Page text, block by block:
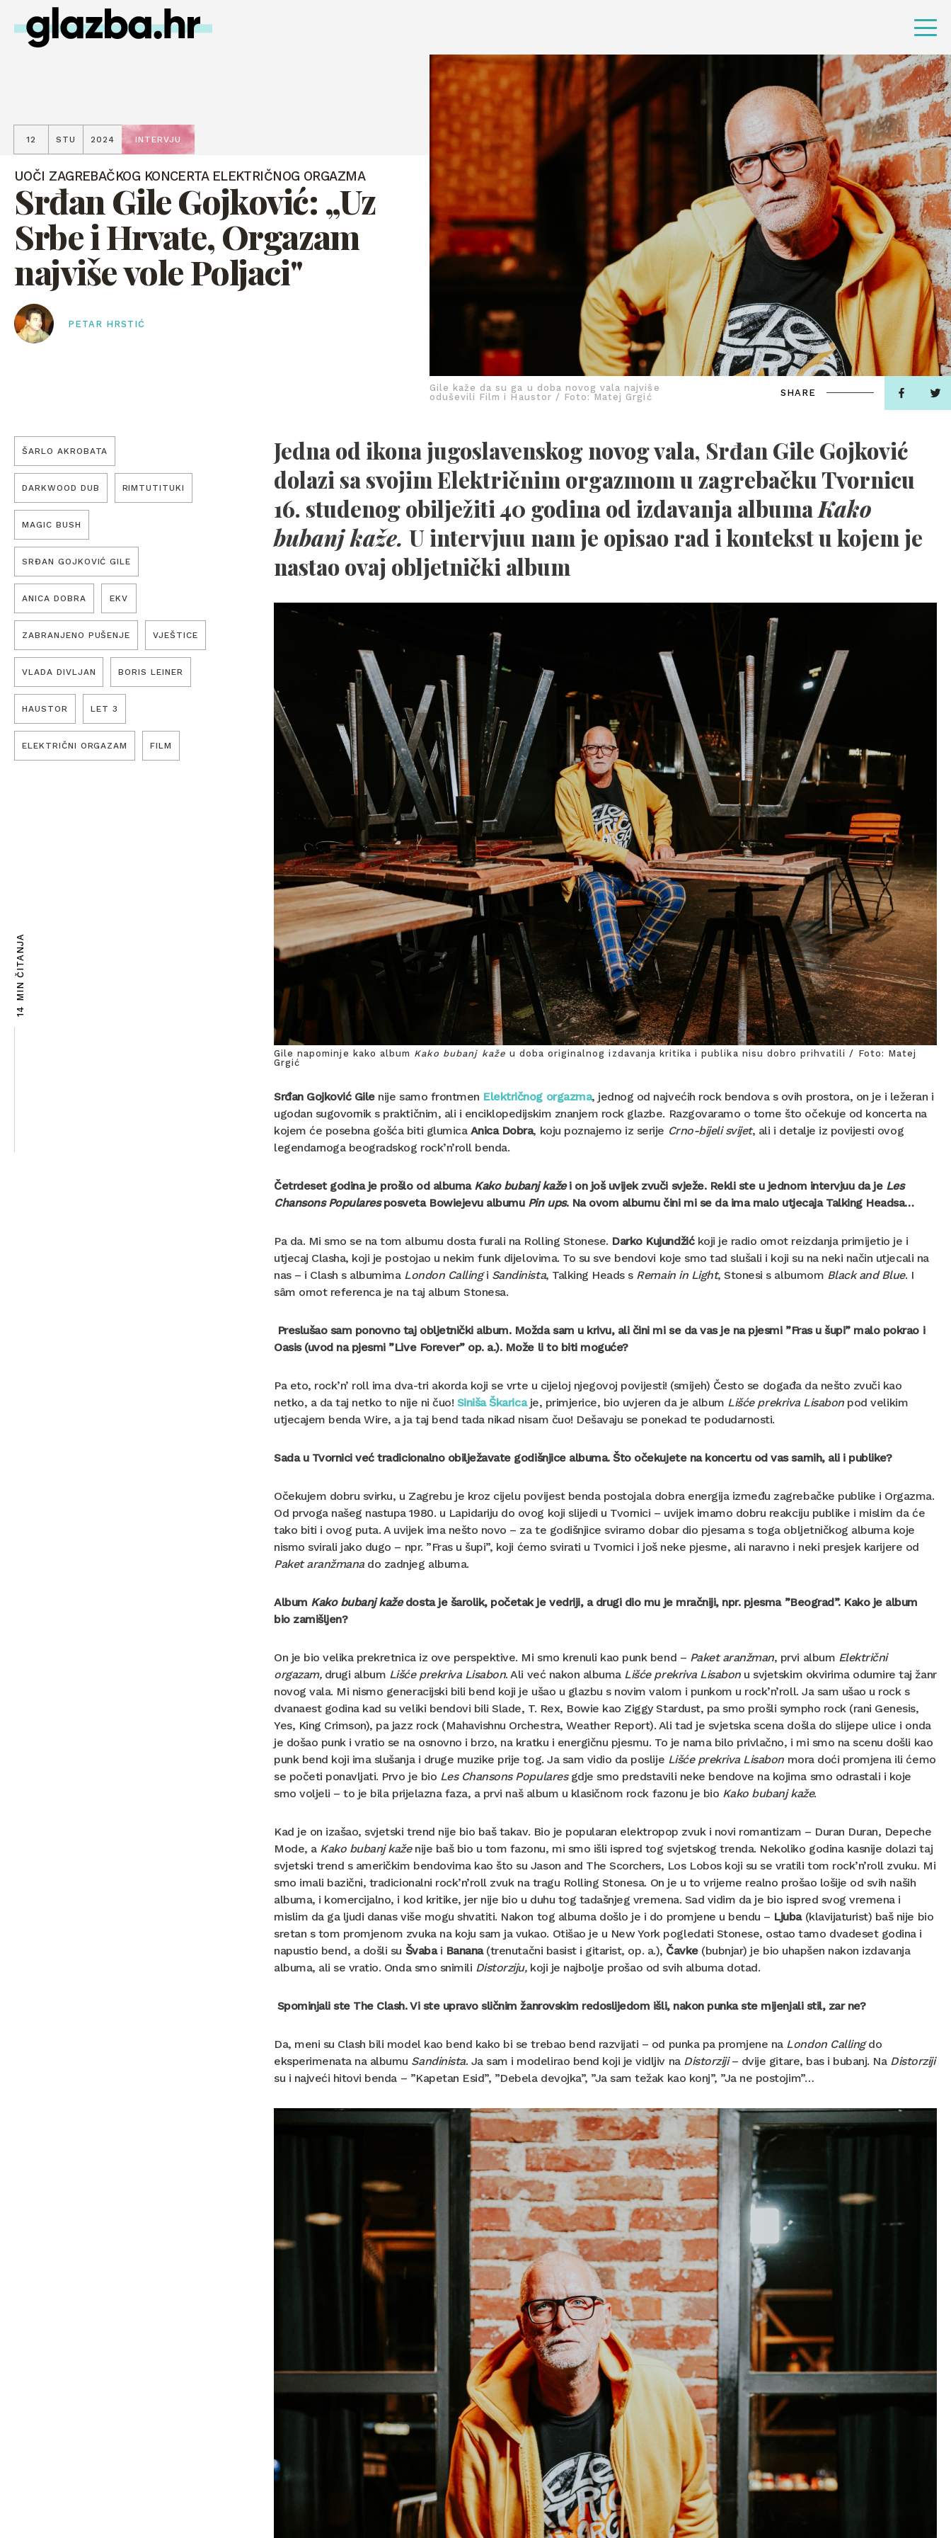
12 STU 2024 INTERVJU
UOČI ZAGREBAČKOG KONCERTA ELEKTRIČNOG ORGAZMA
Srđan Gile Gojković: „Uz
Srbe i Hrvate, Orgazam
najviše vole Poljaci"
PETAR HRSTIĆ
Gile kaže da su ga u doba novog vala najviše
oduševili Film i Haustor / Foto: Matej Grgić
SHARE
ŠARLO AKROBATA
DARKWOOD DUB RIMTUTITUKI
MAGIC BUSH
SRĐAN GOJKOVIĆ GILE
ANICA DOBRA EKV
ZABRANJENO PUŠENJE VJEŠTICE
VLADA DIVLJAN BORIS LEINER
HAUSTOR LET 3
ELEKTRIČNI ORGAZAM FILM
14 MIN ČITANJA
Jedna od ikona jugoslavenskog novog vala, Srđan Gile Gojković
dolazi sa svojim Električnim orgazmom u zagrebačku Tvornicu
16. studenog obilježiti 40 godina od izdavanja albumaKako
bubanj kaže. U intervjuu nam je opisao rad i kontekst u kojem je
nastao ovaj obljetnički album
Gile napominje kako album Kako bubanj kaže u doba originalnog izdavanja kritika i publika nisu dobro prihvatili / Foto: Matej
Grgić
Srđan Gojković Gilenije samo frontmen Električnog orgazma, jednog od najvećih rock bendova s ovih prostora, on je i ležeran i
ugodan sugovornik s praktičnim, ali i enciklopedijskim znanjem rock glazbe. Razgovaramo o tome što očekuje od koncerta na
kojem će posebna gošća biti glumica Anica Dobra, koju poznajemo iz serije Crno-bijeli svijet, ali i detalje iz povijesti ovog
legendarnoga beogradskog rock’n’roll benda.
Četrdeset godina je prošlo od albuma Kako bubanj kažei on još uvijek zvuči svježe. Rekli ste u jednom intervjuu da je Les
Chansons Popularesposveta Bowiejevu albumu Pin ups. Na ovom albumu čini mi se da ima malo utjecaja Talking Headsa…
Pa da. Mi smo se na tom albumu dosta furali na Rolling Stonese. Darko Kujundžićkoji je radio omot reizdanja primijetio je i
utjecaj Clasha, koji je postojao u nekim funk dijelovima. To su sve bendovi koje smo tad slušali i koji su na neki način utjecali na
nas – i Clash s albumima London Callingi Sandinista, Talking Heads s Remain in Light, Stonesi s albumom Black and Blue. I
sâm omot referenca je na taj album Stonesa.
Preslušao sam ponovno taj obljetnički album. Možda sam u krivu, ali čini mi se da vas je na pjesmi ”Fras u šupi” malo pokrao i
Oasis (uvod na pjesmi ”Live Forever” op. a.). Može li to biti moguće?
Pa eto, rock’n’ roll ima dva-tri akorda koji se vrte u cijeloj njegovoj povijesti! (smijeh) Često se događa da nešto zvuči kao
netko, a da taj netko to nije ni čuo! Siniša Škaricaje, primjerice, bio uvjeren da je album Lišće prekriva Lisabonpod velikim
utjecajem benda Wire, a ja taj bend tada nikad nisam čuo! Dešavaju se ponekad te podudarnosti.
Sada u Tvornici već tradicionalno obilježavate godišnjice albuma. Što očekujete na koncertu od vas samih, ali i publike?
Očekujem dobru svirku, u Zagrebu je kroz cijelu povijest benda postojala dobra energija između zagrebačke publike i Orgazma.
Od prvoga našeg nastupa 1980. u Lapidariju do ovog koji slijedi u Tvornici – uvijek imamo dobru reakciju publike i mislim da će
tako biti i ovog puta. A uvijek ima nešto novo – za te godišnjice sviramo dobar dio pjesama s toga obljetničkog albuma koje
nismo svirali jako dugo – npr. ”Fras u šupi”, koji ćemo svirati u Tvornici i još neke pjesme, ali naravno i neki presjek karijere od
Paket aranžmanado zadnjeg albuma.
Album Kako bubanj kažedosta je šarolik, početak je vedriji, a drugi dio mu je mračniji, npr. pjesma ”Beograd”. Kako je album
bio zamišljen?
On je bio velika prekretnica iz ove perspektive. Mi smo krenuli kao punk bend – Paket aranžman, prvi album Električni
orgazam, drugi album Lišće prekriva Lisabon. Ali već nakon albuma Lišće prekriva Lisabonu svjetskim okvirima odumire taj žanr
novog vala. Mi nismo generacijski bili bend koji je ušao u glazbu s novim valom i punkom u rock’n’roll. Ja sam ušao u rock s
dvanaest godina kad su veliki bendovi bili Slade, T. Rex, Bowie kao Ziggy Stardust, pa smo prošli sympho rock (rani Genesis,
Yes, King Crimson), pa jazz rock (Mahavishnu Orchestra, Weather Report). Ali tad je svjetska scena došla do slijepe ulice i onda
je došao punk i vratio se na osnovno i brzo, na kratku i energičnu pjesmu. To je nama bilo privlačno, i mi smo na scenu došli kao
punk bend koji ima slušanja i druge muzike prije tog. Ja sam vidio da poslije Lišće prekriva Lisabon mora doći promjena ili ćemo
se početi ponavljati. Prvo je bio Les Chansons Populares gdje smo predstavili neke bendove na kojima smo odrastali i koje
smo voljeli – to je bila prijelazna faza, a prvi naš album u klasičnom rock fazonu je bio Kako bubanj kaže.
Kad je on izašao, svjetski trend nije bio baš takav. Bio je popularan elektropop zvuk i novi romantizam – Duran Duran, Depeche
Mode, a Kako bubanj kaže nije baš bio u tom fazonu, mi smo išli ispred tog svjetskog trenda. Nekoliko godina kasnije dolazi taj
svjetski trend s američkim bendovima kao što su Jason and The Scorchers, Los Lobos koji su se vratili tom rock’n’roll zvuku. Mi
smo imali bazični, tradicionalni rock’n’roll zvuk na tragu Rolling Stonesa. On je u to vrijeme realno prošao lošije od svih naših
albuma, i komercijalno, i kod kritike, jer nije bio u duhu tog tadašnjeg vremena. Sad vidim da je bio ispred svog vremena i
mislim da ga ljudi danas više mogu shvatiti. Nakon tog albuma došlo je i do promjene u bendu – Ljuba(klavijaturist) baš nije bio
sretan s tom promjenom zvuka na koju sam ja vukao. Otišao je u New York pogledati Stonese, ostao tamo dvadeset godina i
napustio bend, a došli su Švabai Banana(trenutačni basist i gitarist, op. a.), Čavke(bubnjar) je bio uhapšen nakon izdavanja
albuma, ali se vratio. Onda smo snimili Distorziju, koji je najbolje prošao od svih albuma dotad.
Spominjali ste The Clash. Vi ste upravo sličnim žanrovskim redoslijedom išli, nakon punka ste mijenjali stil, zar ne?
Da, meni su Clash bili model kao bend kako bi se trebao bend razvijati – od punka pa promjene na London Callingdo
eksperimenata na albumu Sandinista. Ja sam i modelirao bend koji je vidljiv na Distorziji– dvije gitare, bas i bubanj. Na Distorziji
su i najveći hitovi benda – ”Kapetan Esid”, ”Debela devojka”, ”Ja sam težak kao konj”, ”Ja ne postojim”…